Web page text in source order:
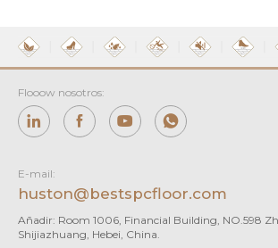
Flooow nosotros:
E-mail:
huston@bestspcfloor.com
Añadir: Room 1006, Financial Building, NO.598
Shijiazhuang, Hebei, China.